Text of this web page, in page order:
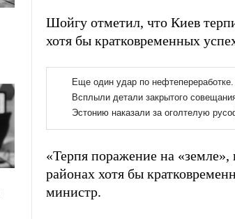
Шойгу отметил, что Киев
хотя бы кратковременных
«Терпя поражение на
районах хотя бы
министр.